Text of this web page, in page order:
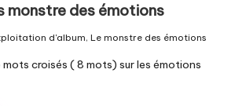
monstre des émotions
d'album,Le monstre des émotions
mots croisés ( 8 mots) sur les émotions